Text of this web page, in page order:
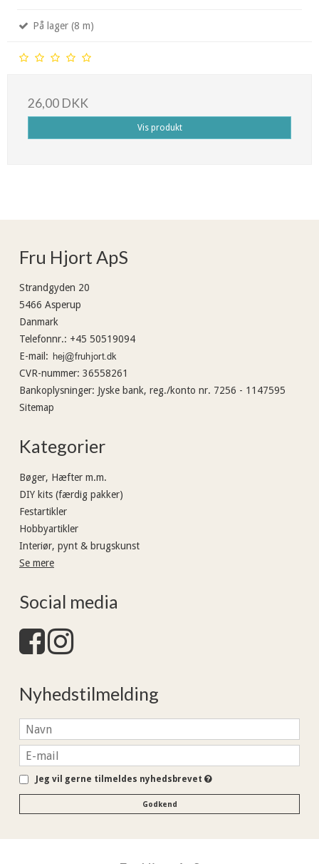
På lager (8 m)
26,00 DKK
Vis produkt
Fru Hjort ApS
Strandgyden 20
5466 Asperup
Danmark
Telefonnr.: +45 50519094
E-mail :
CVR-nummer: 36558261
Bankoplysninger: Jyske bank, reg./konto nr. 7256 - 1147595
Sitemap
Kategorier
Bøger, Hæfter m.m.
DIY kits (færdig pakker)
Festartikler
Hobbyartikler
Interiør, pynt & brugskunst
Se mere
Social media
Nyhedstilmelding
Jeg vil gerne tilmeldes nyhedsbrevet
Godkend